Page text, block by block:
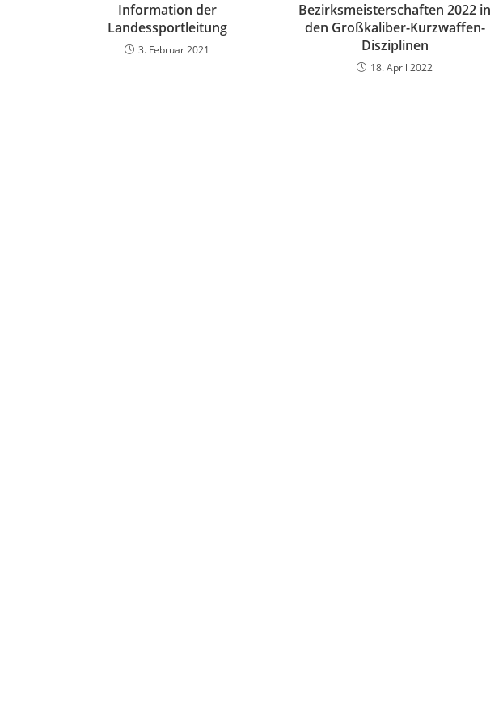
Information der
Landessportleitung
3. Februar 2021
Bezirksmeisterschaften 2022 in
den Großkaliber-Kurzwaffen-
Disziplinen
18. April 2022